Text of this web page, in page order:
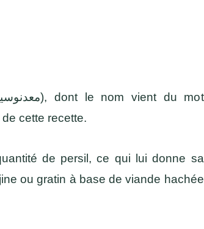
cette recette.
de persil, ce qui lui donne sa
ou gratin à base de viande hachée